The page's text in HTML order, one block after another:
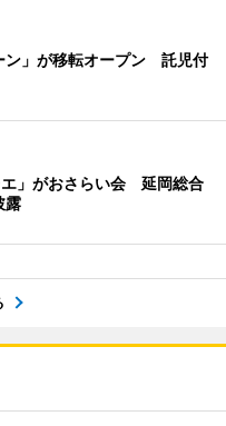
ン」が移転オープン 託児付
」がおさらい会 延岡総合
露